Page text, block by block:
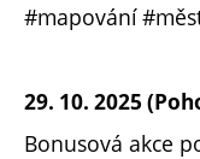
#mapování
29. 10. 2025
Bonusová akce